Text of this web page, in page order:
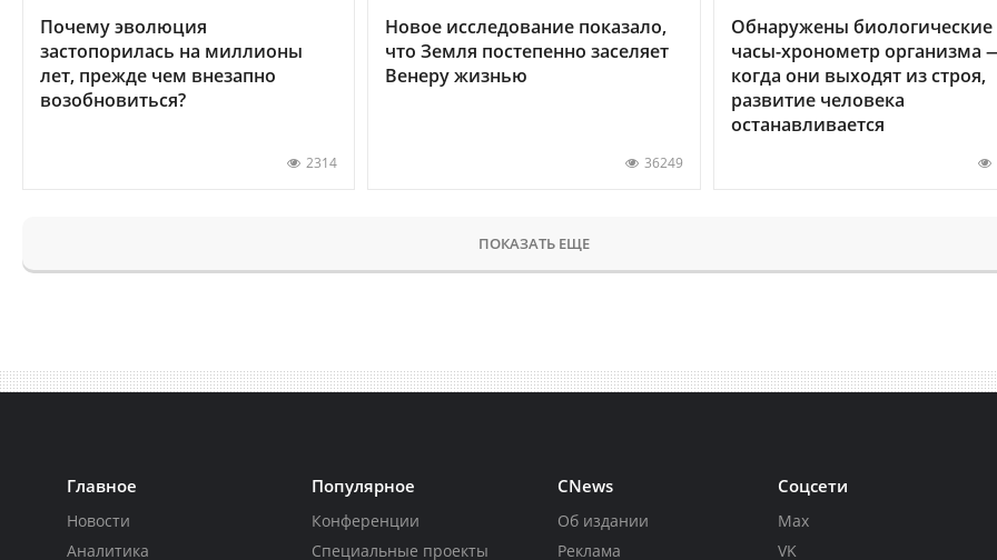
Почему эволюция
застопорилась на миллионы
лет, прежде чем внезапно
возобновиться?
2314
Новое исследование показало,
что Земля постепенно заселяет
Венеру жизнью
36249
Обнаружены биологические
часы-хронометр организма
когда они выходят из строя,
развитие человека
останавливается
ПОКАЗАТЬ ЕЩЕ
Главное
Новости
Аналитика
Популярное
Конференции
Специальные проекты
CNews
Об издании
Реклама
Соцсети
Max
VK